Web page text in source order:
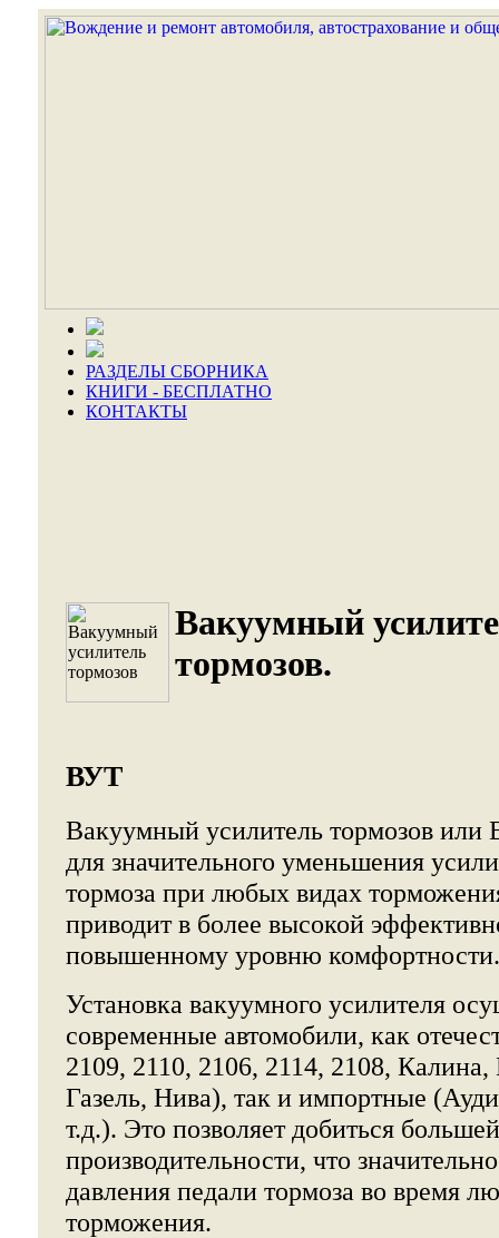
РАЗДЕЛЫ СБОРНИКА
КНИГИ - БЕСПЛАТНО
КОНТАКТЫ
Вакуумный
тормозов.
ВУТ
Вакуумный усилитель тормозов или
для значительного уменьшения
тормоза при любых видах
приводит в более высокой
повышенному уровню комфортности.
Установка вакуумного усилителя
современные автомобили, как
2109, 2110, 2106, 2114, 2108,
Газель, Нива), так и импортные
т.д.). Это позволяет добиться
производительности, что
давления педали тормоза во время
торможения.